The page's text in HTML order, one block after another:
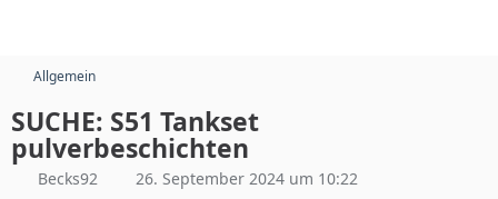
Allgemein
SUCHE: S51 Tankset
pulverbeschichten
Becks92 26. September 2024 um 10:22